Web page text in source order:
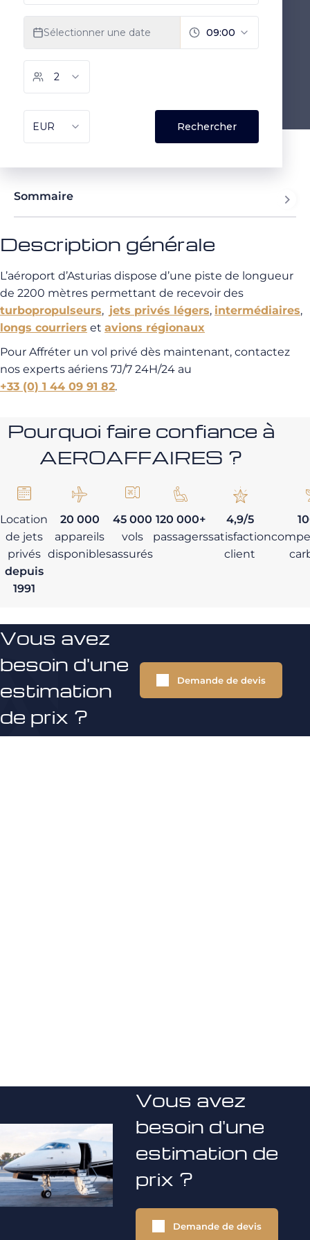
Sommaire
Description générale
L’aéroport d’Asturias dispose d’une piste de longueur
de 2200 mètres permettant de recevoir des
turbopropulseurs, jets privés légers, intermédiaires,
longs courriers et avions régionaux
Pour Affréter un vol privé dès maintenant, contactez
nos experts aériens 7J/7 24H/24 au
+33 (0) 1 44 09 91 82.
Pourquoi faire confiance à
AEROAFFAIRES ?
Location
de jets
privés
depuis
1991
20 000
appareils
disponibles
45 000
vols
assurés
120 000+
passagers
4,9/5
satisfaction
client
Vous avez
besoin d'une
estimation
de prix ?
Demande de devis
Vous avez
besoin d'une
estimation de
prix ?
Demande de devis